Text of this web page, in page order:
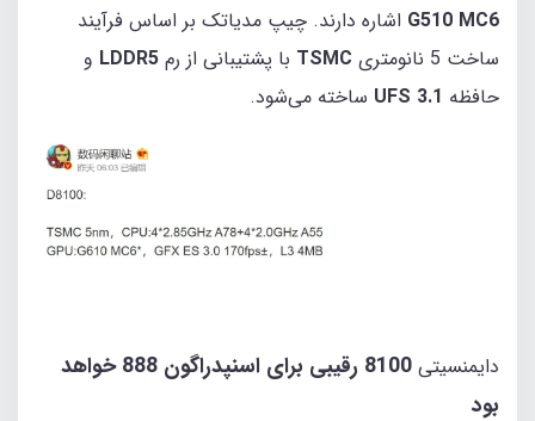
G510 MC6 اشاره دارند. چیپ مدیاتک بر اساس فرآیند
ساخت 5 نانومتری
TSMC با پشتیبانی از رم LDDR5 و
حافظه UFS 3.1 ساخته می‌شود.
دایمنسیتی 8100 رقیبی برای اسنپدراگون
888 خواهد
بود